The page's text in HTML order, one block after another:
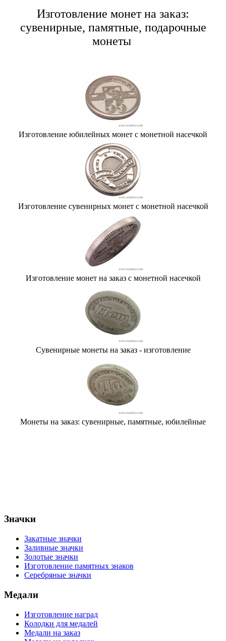
Изготовление монет на заказ:
сувенирные, памятные, подарочные
монеты
Изготовление юбилейных монет с монетной насечкой
Изготовление сувенирных монет с монетной насечкой
Изготовление монет на заказ с монетной насечкой
Сувенирные монеты на заказ - изготовление
Монеты на заказ: сувенирные, памятные, юбилейные
Значки
Закатные значки
Заливные значки
Золотые значки
Изготовление памятных знаков
Серебряные значки
Медали
Изготовление наград
Колодки для медалей
Медали на заказ